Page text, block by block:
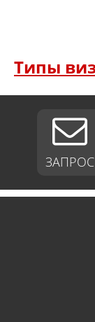
Типы
ЗАПРОС